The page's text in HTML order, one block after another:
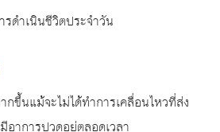
ดำเนินชีวิตประจำวัน
ขึ้นแม้จะไม่ได้ทำการเคลื่อนไหวที่ส่ง
อาการปวดอยู่ตลอดเวลา